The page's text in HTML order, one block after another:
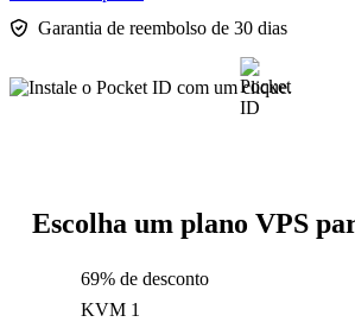
Garantia de reembolso de 30 dias
Escolha um plano VPS
69% de desconto
KVM 1